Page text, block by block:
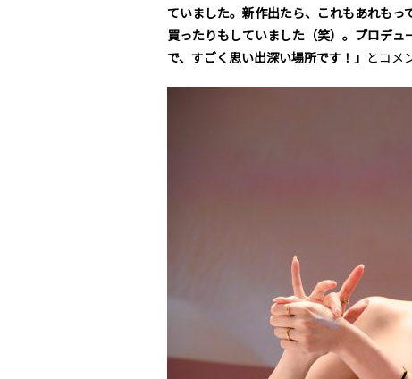
ていました。新作出たら、これもあれも
買ったりもしていました（笑）。プロデ
で、すごく思い出深い場所です！」 とコメ